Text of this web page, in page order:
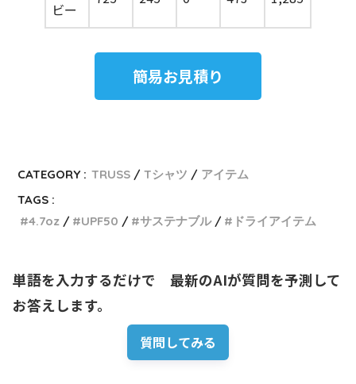
ビー
簡易お見積り
CATEGORY : TRUSS Tシャツ
アイテム
TAGS :
4.7oz
UPF50 サステナブル ドライアイテム
単語を入力するだけで　最新のAIが質問を予測して
お答えします。
質問してみる